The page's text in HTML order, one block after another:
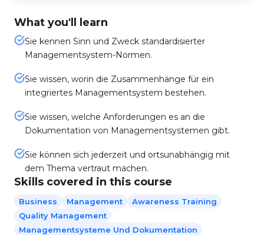
What you'll learn
Sie kennen Sinn und Zweck standardisierter
Managementsystem-Normen.
Sie wissen, worin die Zusammenhänge für ein
integriertes Managementsystem bestehen.
Sie wissen, welche Anforderungen es an die
Dokumentation von Managementsystemen gibt.
Sie können sich jederzeit und ortsunabhängig mit
dem Thema vertraut machen.
Skills covered in this course
Business Management
Awareness Training
Quality Management
Managementsysteme Und Dokumentation